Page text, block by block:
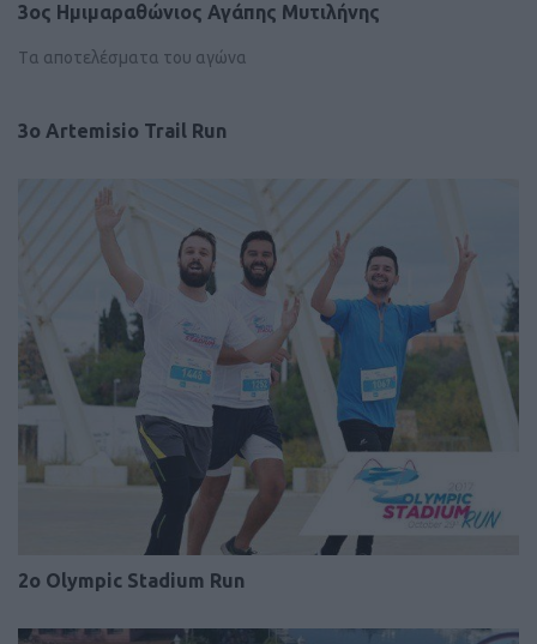
3ος Ημιμαραθώνιος Αγάπης Μυτιλήνης
Tα αποτελέσματα του αγώνα
3o Artemisio Trail Run
2o Olympic Stadium Run